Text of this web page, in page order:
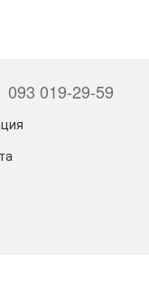
093 019-29-59